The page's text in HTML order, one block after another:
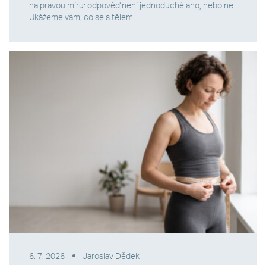
na pravou míru: odpověď není jednoduché ano, nebo ne.
Ukážeme vám, co se s tělem...
6. 7. 2026 Jaroslav Dědek